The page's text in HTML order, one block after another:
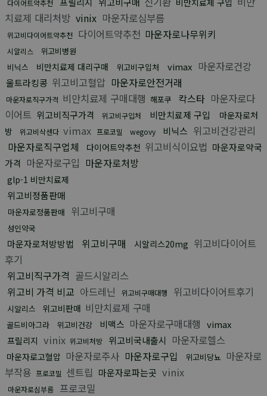
다이어트약추천
치료제 대리처방 vinix 마운자로심부름
위고비다이어트약추천 다이어트약추천 마운자로나무위키
시알리스
위고비병원
비닉스
비만치료제 대리구매 위고비구입처 vimax 마운자로건강
울트라킹콩 위고비고혈압 마운자로안전거래
마운자로직구가격 비만치료제 구매대행 해포쿠 칵스타 마운자로다
이어트 위고비직구가격 위고비구입처 비만치료제 구입
마운자로처
방
위고비삭센다 vimax 프로코밀 wegovy 비닉스 위고비건강관리
마운자로직구업체
다이어트약추천 위고비식이요법 마운자로약국
가격
마운자로구입 마운자로처방
glp-1 비만치료제
위고비정품판매
마운자로정품판매 위고비구매
성인약국
마운자로처방방법 위고비구매 시알리스20mg 위고비다이어트
후기
위고비직구가격 골드시알리스
위고비 가격 비교 아드레닌 위고비구매대행 위고비다이어트후기
시알리스 위고비판매 비만치료제 구매
골드비아그라 위고비건강 비맥스 마운자로구매대행 vimax
프릴리지 vinix 위고비처방 위고비국내출시 마운자로헬스
마운자로고혈압 마운자로주사 마운자로구입 위고비당뇨 마운자로
부작용 프로코밀 센트립 마운자로파는곳 vinix
마운자로심부름 프로코밀